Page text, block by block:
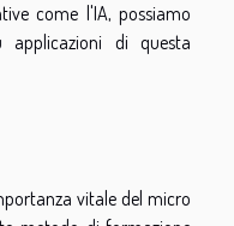
come l'IA, possiamo
di questa
vitale del micro